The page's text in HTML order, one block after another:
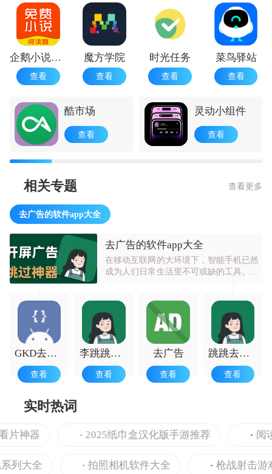
企鹅小说阅读器
查看
魔方学院
查看
时光任务
查看
菜鸟驿站
查看
酷市场
查看
灵动小组件
查看
相关专题 查看更多
去广告的软件app大全
去广告的软件app大全
在移动互联网的大环境下，智能手机已然
成为人们日常生活里不可或缺的工具。然
去广告类工具诞生了，在这个合集中你可
以尽情挑选。
GKD去广告神器
查看
李跳跳波吉bete beta
查看
去广告
查看
跳跳去广告
查看
实时热词
神器 2025纸巾盒汉化版手游推荐 阅
列大全 拍照相机软件大全 枪战射击游